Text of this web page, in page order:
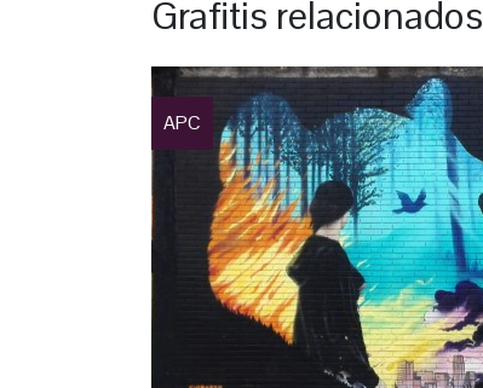
Grafitis relacionados
APC